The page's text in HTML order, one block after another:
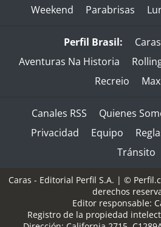
Weekend
Parabrisas
Perfil Brasil: Caras
Aventuras Na Historia
Recreio
Canales RSS Quienes
Privacidad
Equipo
Tránsito
Caras - Editorial Perfil S.A. | ©
derechos
Editor responsable:
Registro de la propiedad